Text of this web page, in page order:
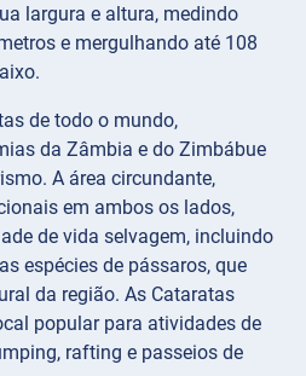
largura e altura, medindo
e mergulhando até 108
de todo o mundo,
da Zâmbia e do Zimbábue
A área circundante,
em ambos os lados,
de vida selvagem, incluindo
espécies de pássaros, que
da região. As Cataratas
popular para atividades de
rafting e passeios de